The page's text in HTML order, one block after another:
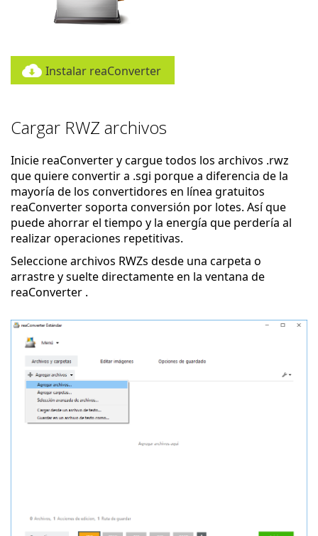
Instalar reaConverter
Cargar RWZ archivos
Inicie reaConverter y cargue todos los archivos .rwz
que quiere convertir a .sgi porque a diferencia de la
mayoría de los convertidores en línea gratuitos
reaConverter soporta conversión por lotes. Así que
puede ahorrar el tiempo y la energía que perdería al
realizar operaciones repetitivas.
Seleccione archivos RWZs desde una carpeta o
arrastre y suelte directamente en la ventana de
reaConverter .